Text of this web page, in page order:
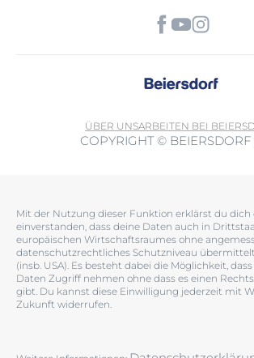
ÜBER UNSARBEITEN BEI
COPYRIGHT © BEIERSDORF
Mit der Nutzung dieser Funktion erklärst du dich
einverstanden, dass deine Daten auch in
europäischen Wirtschaftsraumes ohne
datenschutzrechtliches Schutzniveau
(insb. USA). Es besteht dabei die Möglichkeit,
Daten Zugriff nehmen ohne dass es einen
gibt. Du kannst diese Einwilligung jederzeit mit
Zukunft widerrufen.